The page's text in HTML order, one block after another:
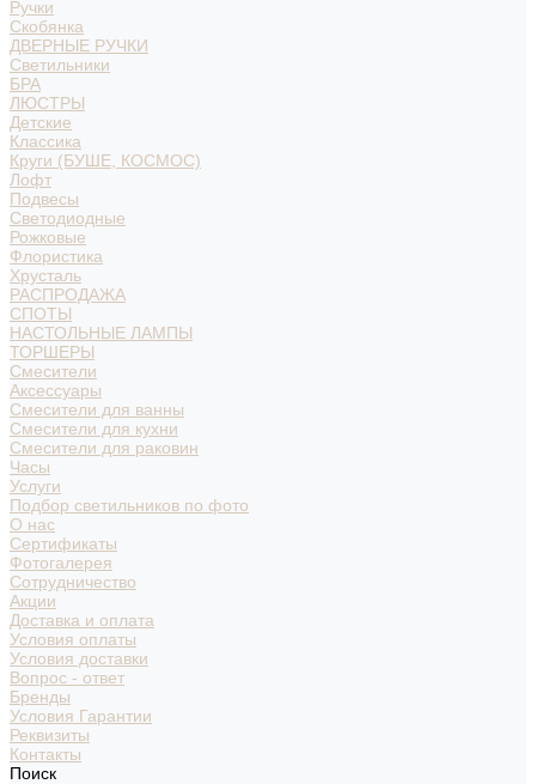
Ручки
Скобянка
ДВЕРНЫЕ РУЧКИ
Светильники
БРА
ЛЮСТРЫ
Детские
Классика
Круги (БУШЕ, КОСМОС)
Лофт
Подвесы
Светодиодные
Рожковые
Флористика
Хрусталь
РАСПРОДАЖА
СПОТЫ
НАСТОЛЬНЫЕ ЛАМПЫ
ТОРШЕРЫ
Смесители
Аксессуары
Смесители для ванны
Смесители для кухни
Смесители для раковин
Часы
Услуги
Подбор светильников по фото
О нас
Сертификаты
Фотогалерея
Сотрудничество
Акции
Доставка и оплата
Условия оплаты
Условия доставки
Вопрос - ответ
Бренды
Условия Гарантии
Реквизиты
Контакты
Поиск